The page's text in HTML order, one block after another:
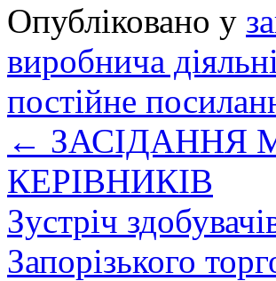
Опубліковано у
виробнича
постійне
← ЗАСІДАННЯ
КЕРІВНИКІВ
Зустріч
Запорізького